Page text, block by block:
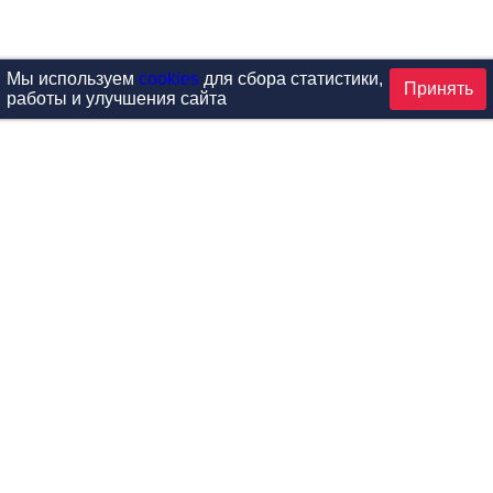
Мы используем cookiesдля сбора статистики,
работы и улучшения сайта
Принять